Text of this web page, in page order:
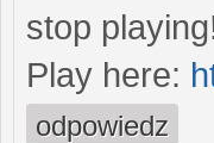
stop
Play here:
odpowiedz